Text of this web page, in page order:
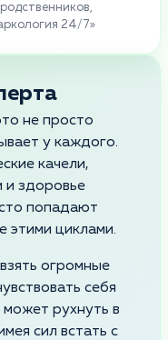
24/7»
не просто
у каждого.
качели,
и здоровье
попадают
этими циклами.
огромные
себя
рухнуть в
сил встать с